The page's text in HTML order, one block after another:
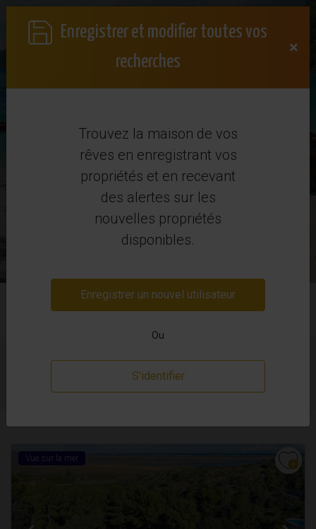
Acheter une propriété en
Espagne
Profil de souhaits
Recherche Avancée
Prix Ascendant
Vue sur la mer
Enregistrer et modifier toutes vos
recherches
×
Trouvez la maison de vos
rêves en enregistrant vos
propriétés et en recevant
des alertes sur les
nouvelles propriétés
disponibles.
Enregistrer un nouvel utilisateur
Ou
S'identifier